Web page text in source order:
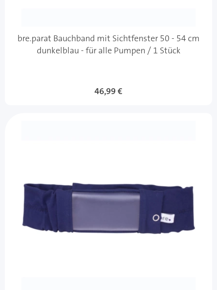
bre.parat Bauchband mit Sichtfenster 50 - 54 cm
dunkelblau - für alle Pumpen / 1 Stück
46,99 €